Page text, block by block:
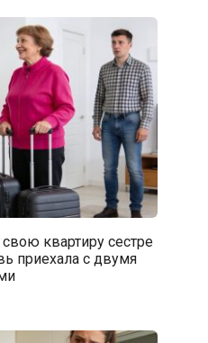
квартиру сестре
приехала с двумя